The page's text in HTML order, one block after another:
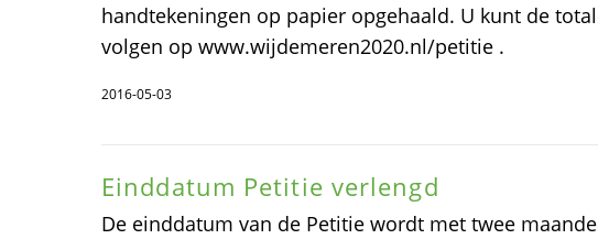
handtekeningen op papier opgehaald. U kunt de
volgen op www.wijdemeren2020.nl/petitie .
2016-05-03
Einddatum Petitie verlengd
De einddatum van de Petitie wordt met twee